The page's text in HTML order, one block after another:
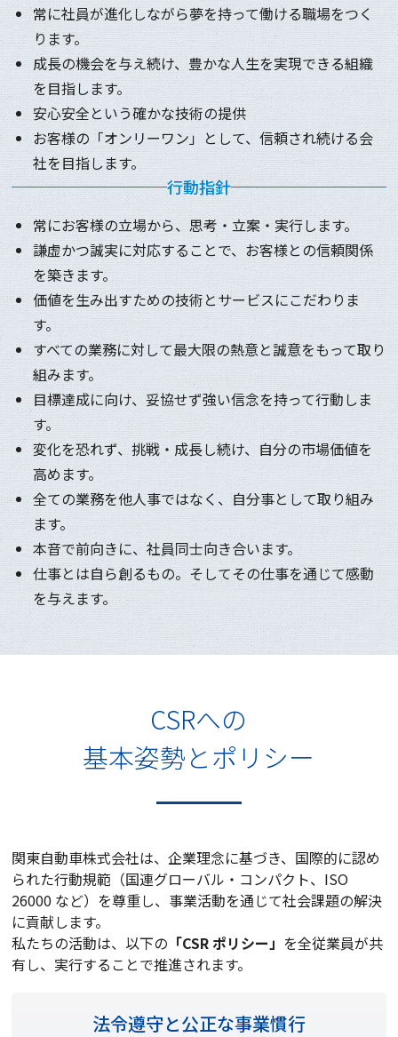
常に社員が進化しながら夢を持って働ける職場をつく
ります。
成長の機会を与え続け、豊かな人生を実現できる組織
を目指します。
安心安全という確かな技術の提供
お客様の「オンリーワン」として、信頼され続ける会
社を目指します。
行動指針
常にお客様の立場から、思考・立案・実行します。
謙虚かつ誠実に対応することで、お客様との信頼関係
を築きます。
価値を生み出すための技術とサービスにこだわりま
す。
すべての業務に対して最大限の熱意と誠意をもって取り
組みます。
目標達成に向け、妥協せず強い信念を持って行動しま
す。
変化を恐れず、挑戦・成長し続け、自分の市場価値を
高めます。
全ての業務を他人事ではなく、自分事として取り組み
ます。
本音で前向きに、社員同士向き合います。
仕事とは自ら創るもの。そしてその仕事を通じて感動
を与えます。
CSRへの
基本姿勢とポリシー
関東自動車株式会社は、企業理念に基づき、 国際的に認め
られた行動規範（国連グローバル・コンパクト、ISO
26000 など）を尊重し、 事業活動を通じて社会課題の解決
に貢献します。
私たちの活動は、以下の 「CSR ポリシー」 を全従業員が共
有し、実行することで推進されます。
法令遵守と公正な事業慣行